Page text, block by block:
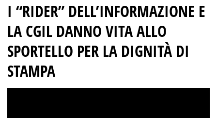
I “RIDER” DELL’INFORMAZIONE E
LA CGIL DANNO VITA ALLO
SPORTELLO PER LA DIGNITÀ DI
STAMPA